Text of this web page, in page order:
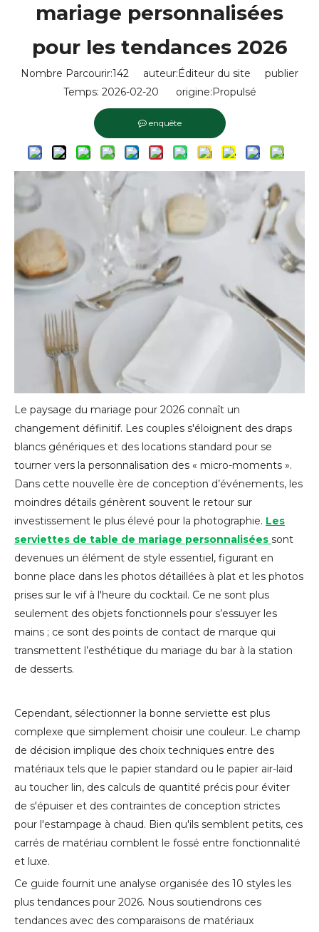
mariage personnalisées
pour les tendances 2026
Nombre Parcourir:142 auteur:Éditeur du site publier
Temps: 2026-02-20 origine:Propulsé
enquête
Le paysage du mariage pour 2026 connaît un
changement définitif. Les couples s'éloignent des draps
blancs génériques et des locations standard pour se
tourner vers la personnalisation des « micro-moments ».
Dans cette nouvelle ère de conception d’événements, les
moindres détails génèrent souvent le retour sur
investissement le plus élevé pour la photographie. Les
serviettes de table de mariage personnalisées sont
devenues un élément de style essentiel, figurant en
bonne place dans les photos détaillées à plat et les photos
prises sur le vif à l'heure du cocktail. Ce ne sont plus
seulement des objets fonctionnels pour s’essuyer les
mains ; ce sont des points de contact de marque qui
transmettent l’esthétique du mariage du bar à la station
de desserts.
Cependant, sélectionner la bonne serviette est plus
complexe que simplement choisir une couleur. Le champ
de décision implique des choix techniques entre des
matériaux tels que le papier standard ou le papier air-laid
au toucher lin, des calculs de quantité précis pour éviter
de s'épuiser et des contraintes de conception strictes
pour l'estampage à chaud. Bien qu'ils semblent petits, ces
carrés de matériau comblent le fossé entre fonctionnalité
et luxe.
Ce guide fournit une analyse organisée des 10 styles les
plus tendances pour 2026. Nous soutiendrons ces
tendances avec des comparaisons de matériaux